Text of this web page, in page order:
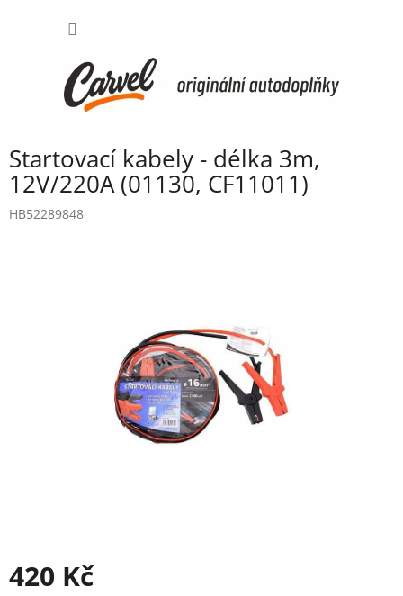
Startovací kabely - délka 3m,
12V/220A (01130, CF11011)
HB52289848
420 Kč